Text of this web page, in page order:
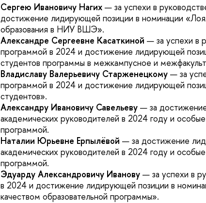
Сергею Ивановичу Нагих— за успехи в
достижение лидирующей позиции в номинации
образования в НИУ ВШЭ».
Александре Сергеевне Касаткиной — за успехи в
программой в 2024 и достижение лидирующей
студентов программы в межкампусное и
Владиславу Валерьевичу Старженецкому— за
программой в 2024 и достижение лидирующей
студентов».
Александру Ивановичу Савельеву — за
академических руководителей в 2024 году и
программой.
Наталии Юрьевне Ерпылёвой — за достижение
академических руководителей в 2024 году и
программой.
Эдуарду Александровичу Иванову— за успехи в
в 2024 и достижение лидирующей позиции в
качеством образовательной программы».